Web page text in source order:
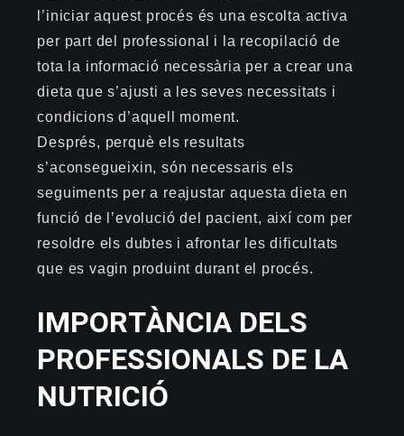
l’iniciar aquest procés és una escolta activa
per part del professional i la recopilació de
tota la informació necessària per a crear una
dieta que s’ajusti a les seves necessitats i
condicions d’aquell moment.
Després, perquè els resultats
s’aconsegueixin, són necessaris els
seguiments per a reajustar aquesta dieta en
funció de l’evolució del pacient, així com per
resoldre els dubtes i afrontar les dificultats
que es vagin produint durant el procés.
IMPORTÀNCIA DELS
PROFESSIONALS DE LA
NUTRICIÓ